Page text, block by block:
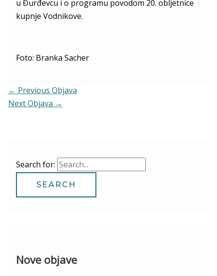
u Đurđevcu i o programu povodom 20. obljetnice
kupnje Vodnikove.
Foto: Branka Sacher
← Previous Objava
Next Objava →
Search for:
Nove objave